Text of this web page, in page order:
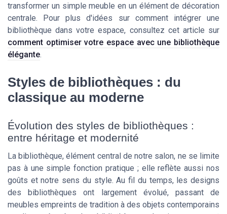
transformer un simple meuble en un élément de décoration
centrale. Pour plus d'idées sur comment intégrer une
bibliothèque dans votre espace, consultez cet article sur
comment optimiser votre espace avec une bibliothèque
élégante.
Styles de bibliothèques : du
classique au moderne
Évolution des styles de bibliothèques :
entre héritage et modernité
La bibliothèque, élément central de notre salon, ne se limite
pas à une simple fonction pratique ; elle reflète aussi nos
goûts et notre sens du style. Au fil du temps, les designs
des bibliothèques ont largement évolué, passant de
meubles empreints de tradition à des objets contemporains